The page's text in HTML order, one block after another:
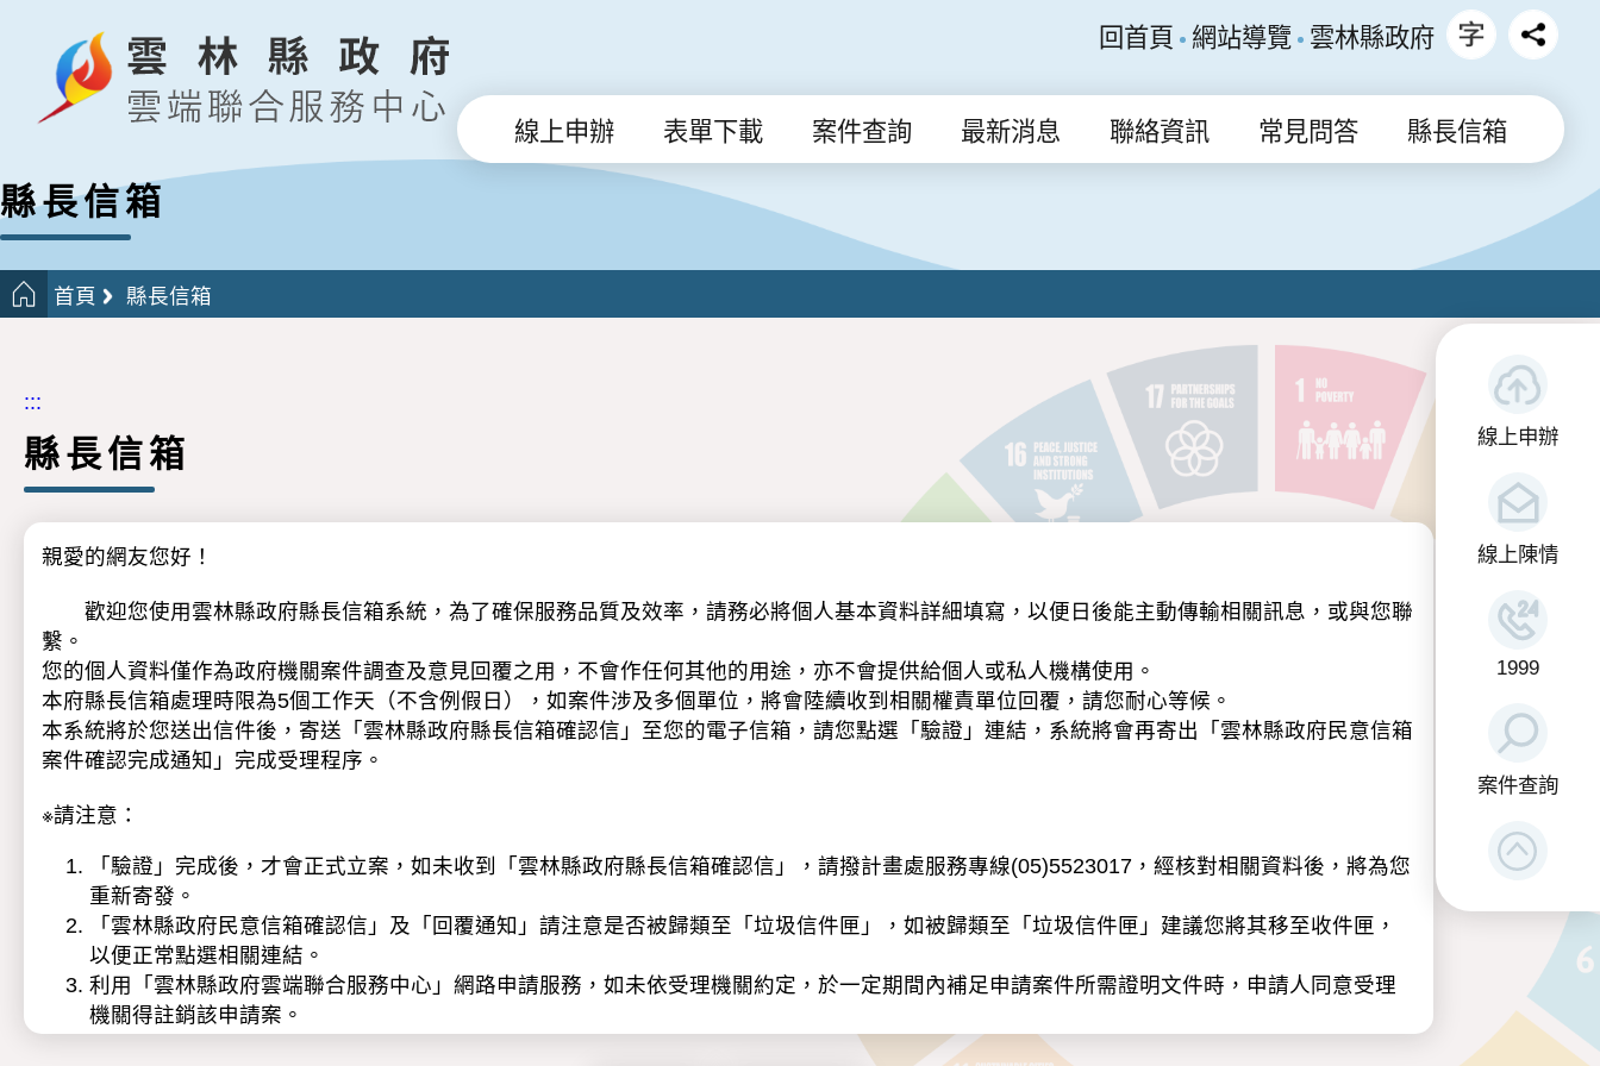
線上申辦
線上陳情
1999
案件查詢
回首頁 網站導覽 雲林縣政府
線上申辦 表單下載 案件查詢 最新消息 聯絡資訊 常見問答 縣長信箱
縣長信箱
首頁 縣長信箱
:::
縣長信箱
親愛的網友您好！
歡迎您使用雲林縣政府縣長信箱系統，為了確保服務品質及效率，請務必將個人基本資料詳細填寫，以便日後能主動傳輸相關訊息，或與您聯
繫。
您的個人資料僅作為政府機關案件調查及意見回覆之用，不會作任何其他的用途，亦不會提供給個人或私人機構使用。
本府縣長信箱處理時限為5個工作天（不含例假日），如案件涉及多個單位，將會陸續收到相關權責單位回覆，請您耐心等候。
本系統將於您送出信件後，寄送「雲林縣政府縣長信箱確認信」至您的電子信箱，請您點選「驗證」連結，系統將會再寄出「雲林縣政府民意信箱
案件確認完成通知」完成受理程序。
※請注意：
「驗證」完成後，才會正式立案，如未收到「雲林縣政府縣長信箱確認信」，請撥計畫處服務專線(05)5523017，經核對相關資料後，將為您
重新寄發。
「雲林縣政府民意信箱確認信」及「回覆通知」請注意是否被歸類至「垃圾信件匣」，如被歸類至「垃圾信件匣」建議您將其移至收件匣，
以便正常點選相關連結。
利用「雲林縣政府雲端聯合服務中心」網路申請服務，如未依受理機關約定，於一定期間內補足申請案件所需證明文件時，申請人同意受理
機關得註銷該申請案。